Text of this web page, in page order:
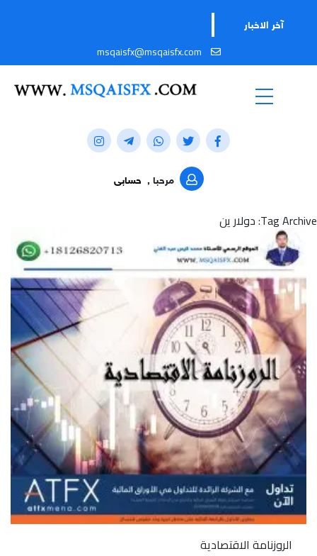
آخر الاخبار
msqaisfx@msqaisfx.com
مرحبا , حسابى
Tag Archive: دولار ين
الروزنامة الاقتصادية